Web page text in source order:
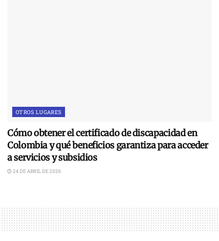
OTROS LUGARES
Cómo obtener el certificado de discapacidad en
Colombia y qué beneficios garantiza para acceder
a servicios y subsidios
24 DE ABRIL DE 2026